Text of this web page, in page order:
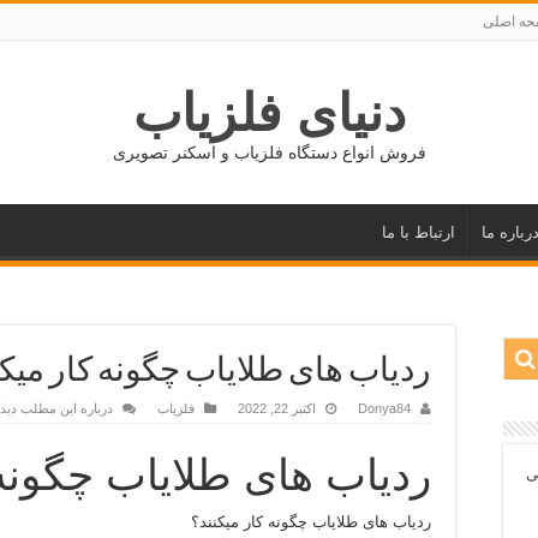
اصلی
دنیای فلزیاب
فروش انواع دستگاه فلزیاب و اسکنر تصویری
درباره ما ارتباط با ما
ردیاب های طلایاب چگونه کار
Donya84 اکتبر 22, 2022 فلزیاب درباره این مطلب
ردیاب های طلایاب
ردیاب های طلایاب چگونه کار میکنند؟